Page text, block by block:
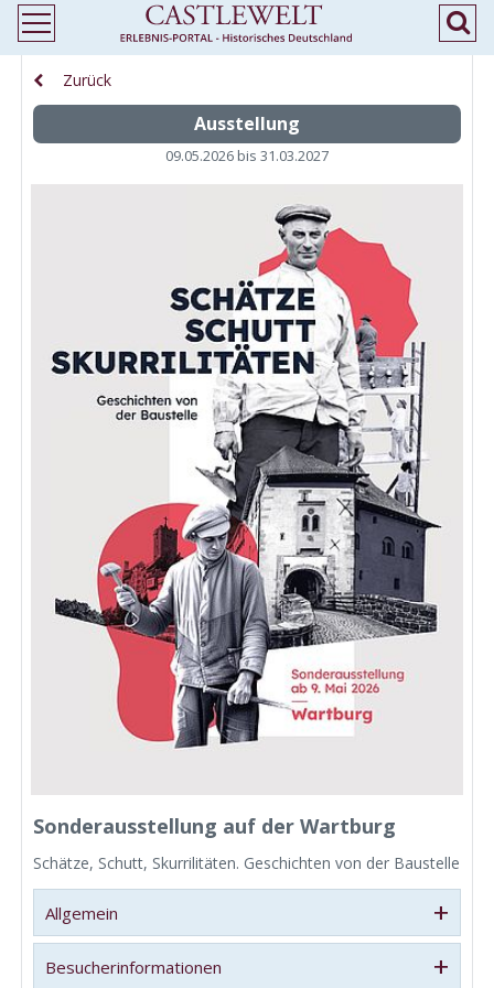
Zurück
Ausstellung
09.05.2026 bis 31.03.2027
Sonderausstellung auf der Wartburg
Schätze, Schutt, Skurrilitäten. Geschichten von der Baustelle
Allgemein +
Besucherinformationen +